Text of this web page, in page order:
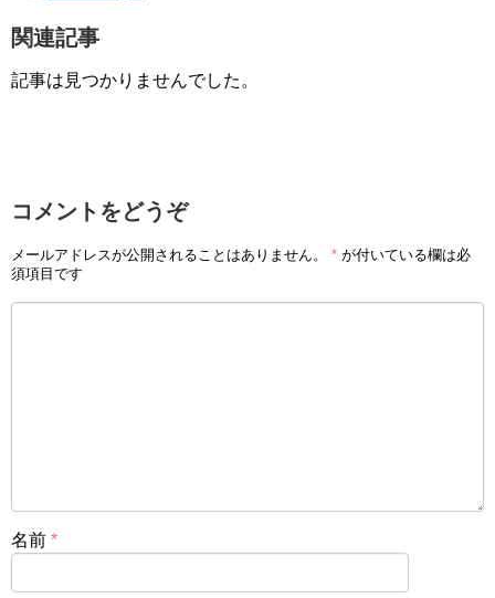
関連記事
記事は見つかりませんでした。
コメントをどうぞ
メールアドレスが公開されることはありません。 * が付いている欄は必
須項目です
名前 *